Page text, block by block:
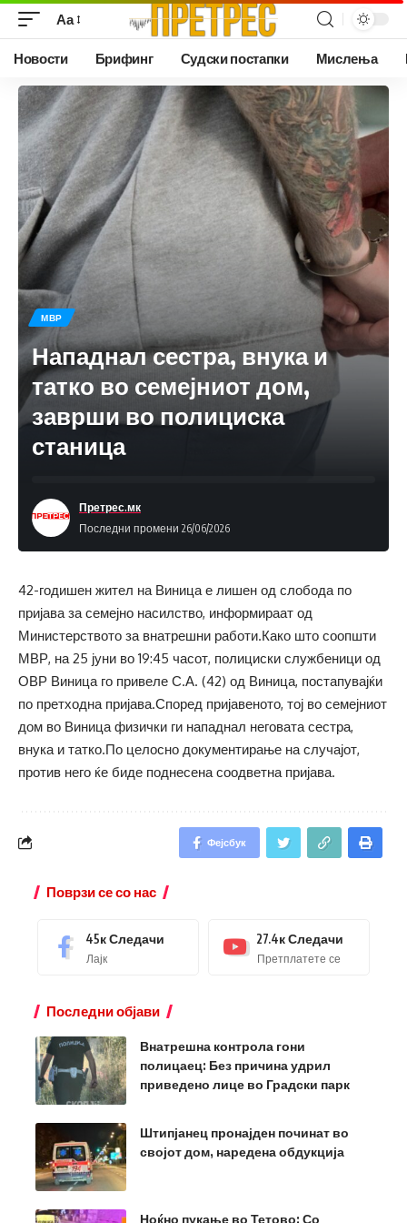
Аа
Новости Брифинг Судски постапки Мислења
МВР
Нападнал сестра, внука и
татко во семејниот дом,
заврши во полициска
станица
Последни промени 26/06/2026
Претрес.мк
42-годишен жител на Виница е лишен од слобода по
пријава за семејно насилство, информираат од
Министерството за внатрешни работи.Како што соопшти
МВР, на 25 јуни во 19:45 часот, полициски службеници од
ОВР Виница го привеле С.А. (42) од Виница, постапувајќи
по претходна пријава.Според пријавеното, тој во семејниот
дом во Виница физички ги нападнал неговата сестра,
внука и татко.По целосно документирање на случајот,
против него ќе биде поднесена соодветна пријава.
Фејсбук
Поврзи се со нас
45кСледачи
Лајк
27.4кСледачи
Претплатете се
Последни објави
Внатрешна контрола гони
полицаец: Без причина удрил
приведено лице во Градски парк
Штипјанец пронајден починат во
својот дом, наредена обдукција
Ноќно пукање во Тетово: Со